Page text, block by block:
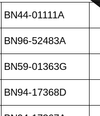
BN44-01111A
BN96-52483A
BN59-01363G
BN94-17368D